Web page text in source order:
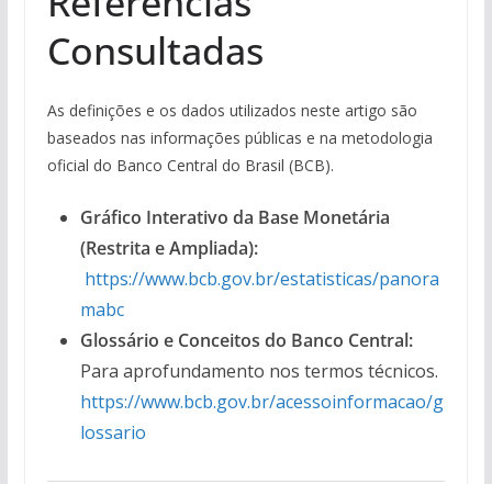
Consultadas
As definições e os dados utilizados neste artigo são
baseados nas informações públicas e na metodologia
oficial do Banco Central do Brasil (BCB).
Gráfico Interativo da Base Monetária
(Restrita e Ampliada):
https://www.bcb.gov.br/estatisticas/panora
mabc
Glossário e Conceitos do Banco Central:
Para aprofundamento nos termos técnicos.
https://www.bcb.gov.br/acessoinformacao/g
lossario